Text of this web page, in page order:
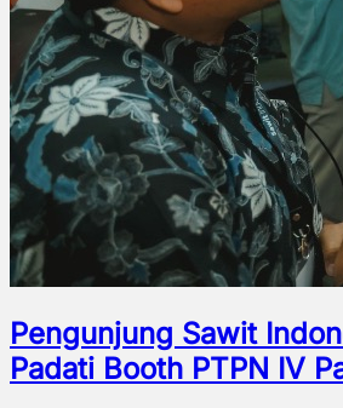
Pengunjung Sawit
Padati Booth PTPN IV